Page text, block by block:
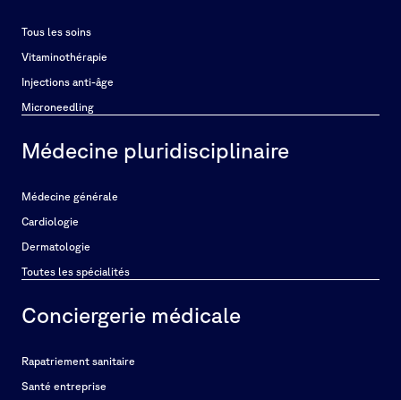
Tous les soins
Vitaminothérapie
Injections anti-âge
Microneedling
Médecine pluridisciplinaire
Médecine générale
Cardiologie
Dermatologie
Toutes les spécialités
Conciergerie médicale
Rapatriement sanitaire
Santé entreprise